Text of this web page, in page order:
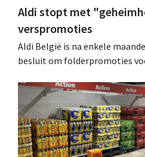
Aldi stopt met
verspromoties
Aldi België is na enkele
besluit om folderpromoties
werking treden: "Onze
geïnformeerd worden." .